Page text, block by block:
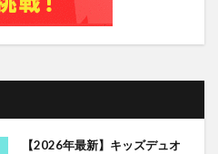
【2026年最新】キッズデュオ